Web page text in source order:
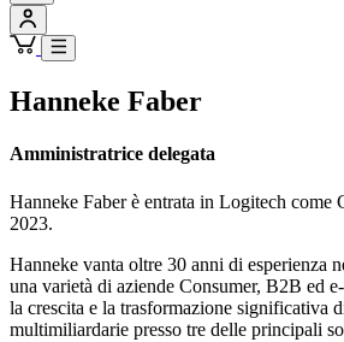
Hanneke Faber
Amministratrice delegata
Hanneke Faber è entrata in Logitech come
2023.
Hanneke vanta oltre 30 anni di esperienza
una varietà di aziende Consumer, B2B ed
la crescita e la trasformazione significativa
multimiliardarie presso tre delle principali